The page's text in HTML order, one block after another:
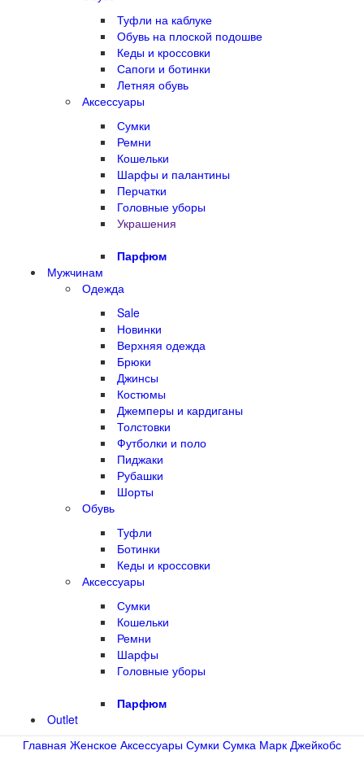
Туфли на каблуке
Обувь на плоской подошве
Кеды и кроссовки
Сапоги и ботинки
Летняя обувь
Аксессуары
Сумки
Ремни
Кошельки
Шарфы и палантины
Перчатки
Головные уборы
Украшения
Парфюм
Мужчинам
Одежда
Sale
Новинки
Верхняя одежда
Брюки
Джинсы
Костюмы
Джемперы и кардиганы
Толстовки
Футболки и поло
Пиджаки
Рубашки
Шорты
Обувь
Туфли
Ботинки
Кеды и кроссовки
Аксессуары
Сумки
Кошельки
Ремни
Шарфы
Головные уборы
Парфюм
Outlet
Главная Женское Аксессуары Сумки Сумка Марк Джейкобс